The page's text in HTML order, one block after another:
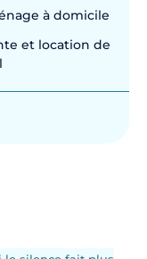
à domicile
et location de